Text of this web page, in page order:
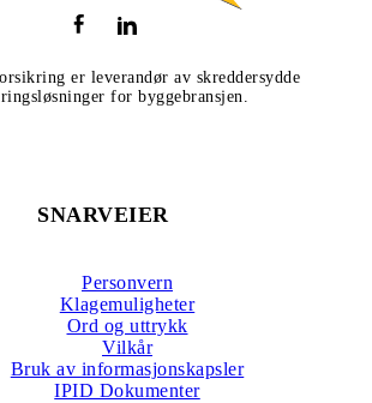
er leverandør av skreddersydde
for byggebransjen.
SNARVEIER
Personvern
Klagemuligheter
Ord og uttrykk
Vilkår
Bruk av informasjonskapsler
IPID Dokumenter